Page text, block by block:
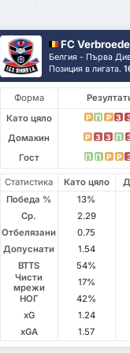
FC Verbroedering
Белгия - Първа
Позиция в лигата.
Форма
Като цяло
P П P З
Домакин
P З З П
Гост
П П P P
Статистика Като цяло
Победа %
13%
Ср.
2.29
Отбелязани
0.75
Допуснати
1.54
BTTS
54%
Чисти
мрежи
17%
НОГ
42%
xG
1.24
xGA
1.57